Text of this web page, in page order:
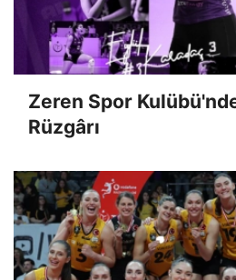
Zeren Spor
Rüzgârı